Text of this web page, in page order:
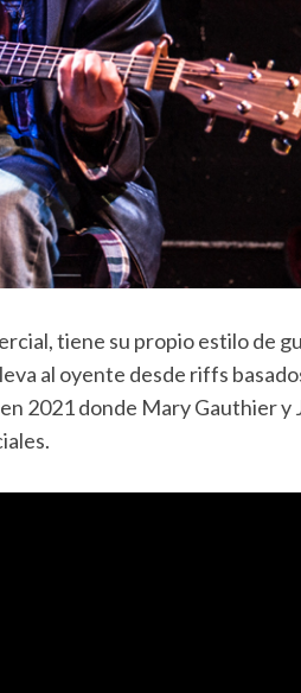
tiene su propio estilo de
al oyente desde riffs
2021 donde Mary Gauthier y